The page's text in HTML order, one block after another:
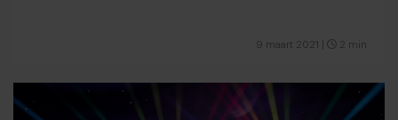
9 maart 2021 2 min